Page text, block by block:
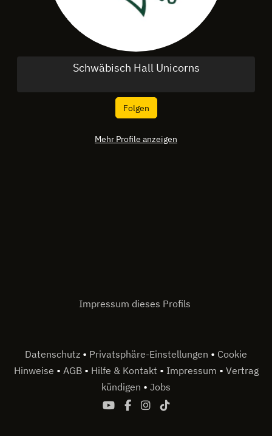
Schwäbisch Hall Unicorns
Folgen
Mehr Profile anzeigen
Impressum dieses Profils
Datenschutz • Privatsphäre-Einstellungen • Cookie
Hinweise • AGB • Hilfe & Kontakt • Impressum • Vertrag
kündigen • Jobs